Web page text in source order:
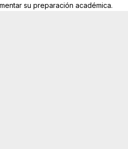
su preparación académica.